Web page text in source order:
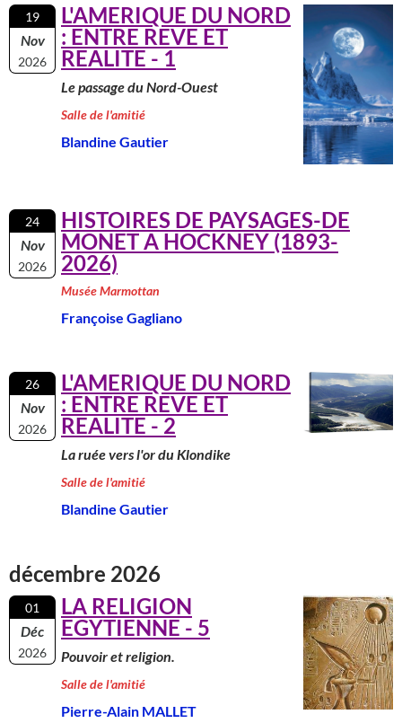
19
Nov
2026
L'AMERIQUE DU NORD
: ENTRE REVE ET
REALITE - 1
Le passage du Nord-Ouest
Salle de l'amitié
Blandine Gautier
24
Nov
2026
HISTOIRES DE PAYSAGES-DE
MONET A HOCKNEY (1893-
2026)
Musée Marmottan
Françoise Gagliano
26
Nov
2026
L'AMERIQUE DU NORD
: ENTRE REVE ET
REALITE - 2
La ruée vers l'or du Klondike
Salle de l'amitié
Blandine Gautier
décembre 2026
01
Déc
2026
LA RELIGION
EGYTIENNE - 5
Pouvoir et religion.
Salle de l'amitié
Pierre-Alain MALLET